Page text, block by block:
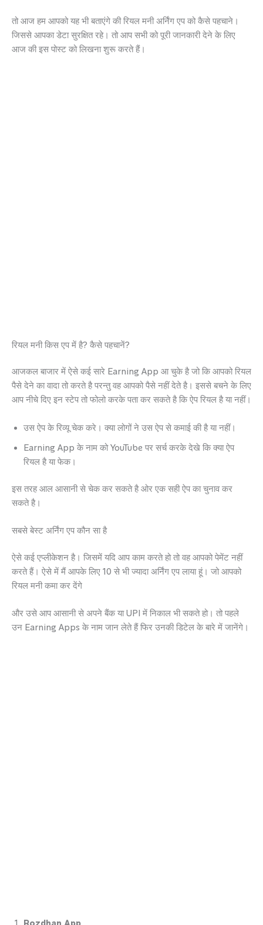
तो आज हम आपको यह भी बताएंगे की रियल मनी अर्निंग एप को कैसे पहचाने।
जिससे आपका डेटा सुरक्षित रहे। तो आप सभी को पूरी जानकारी देने के लिए
आज की इस पोस्ट को लिखना शुरू करते हैं।
रियल मनी किस एप में है? कैसे पहचानें?
आजकल बाजार में ऐसे कई सारे Earning App आ चुके है जो कि आपको रियल
पैसे देने का वादा तो करते है परन्तु वह आपको पैसे नहीं देते है। इससे बचने के लिए
आप नीचे दिए इन स्टेप तो फोलो करके पता कर सकते है कि ऐप रियल है या नहीं।
उस ऐप के रिव्यू चेक करे। क्या लोगों ने उस ऐप से कमाई की है या नहीं।
Earning App के नाम को YouTube पर सर्च करके देखे कि क्या ऐप
रियल है या फेक।
इस तरह आल आसानी से चेक कर सकते है ओर एक सही ऐप का चुनाव कर
सकते है।
सबसे बेस्ट अर्निंग एप कौन सा है
ऐसे कई एप्लीकेशन है। जिसमें यदि आप काम करते हो तो वह आपको पेमेंट नहीं
करते हैं। ऐसे में मैं आपके लिए 10 से भी ज्यादा अर्निंग एप लाया हूं। जो आपको
रियल मनी कमा कर देंगे
और उसे आप आसानी से अपने बैंक या UPI में निकाल भी सकते हो। तो पहले
उन Earning Apps के नाम जान लेते हैं फिर उनकी डिटेल के बारे में जानेंगे।